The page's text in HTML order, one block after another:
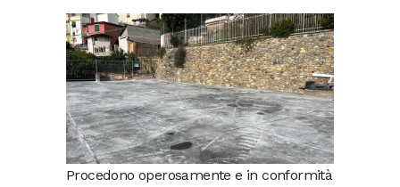
Procedono operosamente e in conformità